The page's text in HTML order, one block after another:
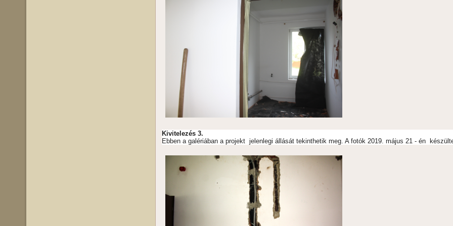
Kivitelezés 3.
Ebben a galériában a projekt jelenlegi állását tekinthetik meg. A fotók 2019. május 21 - én